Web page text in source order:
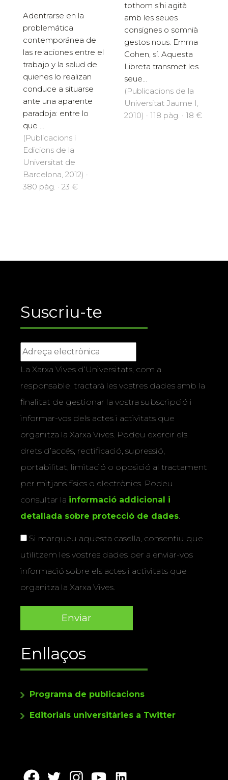
Adentrarse en la
problemática
contemporánea de
las relaciones entre el
trabajo y la salud de
quienes lo realizan
conduce a situarse
ante una aparente
paradoja: entre lo
que ...
(Publicacions i
Edicions de la
Universitat de
Barcelona, 2012) ·
380 pàg. · 23 €
tothom s'hi agità
amb les seues
consignes o somnià
gestos nous. Emma
Cohen, sí. Aquesta
Libreta transmet les
seue...
(Publicacions de la
Universitat Jaume I,
2010) · 118 pàg. · 18 €
Suscriu-te
La Xarxa Vives d’Universitats, com a
responsable, tractarà les vostres dades amb la
finalitat de gestionar la vostra subscripció i
informar-vos dels actes i activitats que
organitza la Xarxa Vives. Podeu exercir els
drets d’accés, rectificació, supressió,
portabilitat, limitació o oposició al tractament
per mitjans físics o electrònics. Podeu
consultar la informació addicional i
detallada sobre protecció de dades.
Si marqueu aquesta casella, consentiu que
utilitzem les vostres dades per a enviar-vos
informació sobre els actes i activitats que
organitza la Xarxa Vives.
Enllaços
Programa de publicacions
Editorials universitàries a Twitter